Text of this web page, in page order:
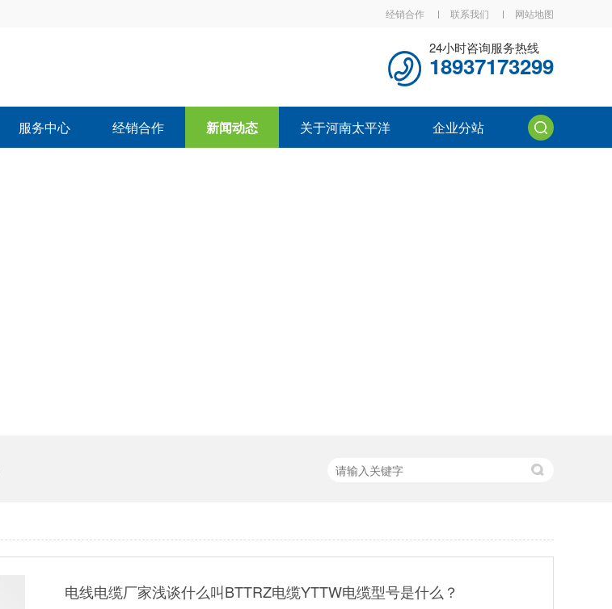
经销合作 联系我们 网站地图
24小时咨询服务热线
18937173299
服务中心 经销合作 新闻动态 关于河南太平洋 企业分站
电线电缆厂家浅谈什么叫BTTRZ电缆YTTW电缆型号是什么？